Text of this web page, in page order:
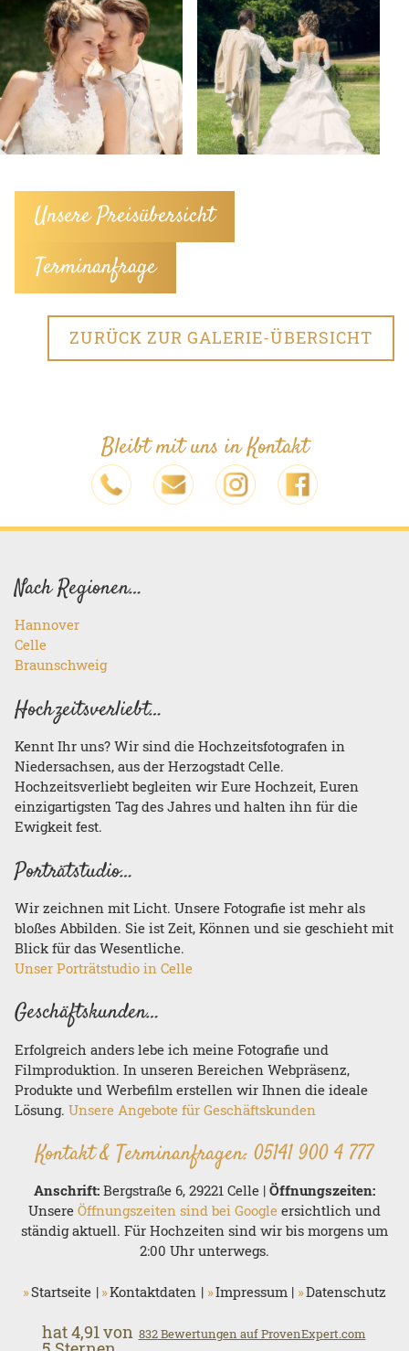
Unsere Preisübersicht
Terminanfrage
ZURÜCK ZUR GALERIE-ÜBERSICHT
Bleibt mit uns in Kontakt
Nach Regionen…
Hannover
Celle
Braunschweig
Hochzeitsverliebt…
Kennt Ihr uns? Wir sind die Hochzeitsfotografen in
Niedersachsen, aus der Herzogstadt Celle.
Hochzeitsverliebt begleiten wir Eure Hochzeit, Euren
einzigartigsten Tag des Jahres und halten ihn für die
Ewigkeit fest.
Porträtstudio…
Wir zeichnen mit Licht. Unsere Fotografie ist mehr als
bloßes Abbilden. Sie ist Zeit, Können und sie geschieht mit
Blick für das Wesentliche.
Unser Porträtstudio in Celle
Geschäftskunden…
Erfolgreich anders lebe ich meine Fotografie und
Filmproduktion. In unseren Bereichen Webpräsenz,
Produkte und Werbefilm erstellen wir Ihnen die ideale
Lösung. Unsere Angebote für Geschäftskunden
Kontakt & Terminanfragen: 05141 900 4 777
Anschrift: Bergstraße 6, 29221 Celle | Öffnungszeiten:
Unsere Öffnungszeiten sind bei Google ersichtlich und
ständig aktuell. Für Hochzeiten sind wir bis morgens um
2:00 Uhr unterwegs.
Startseite Kontaktdaten Impressum Datenschutz
hat4,91von 832Bewertungen auf ProvenExpert.com